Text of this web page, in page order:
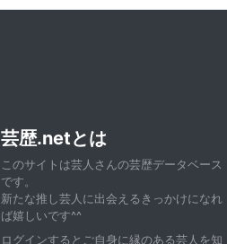
芸歴.netとは
このサイトは芸人さんの芸歴データベース
です。
新たな推し芸人に出会えるきっかけになれ
ば嬉しいです^^
ログインすると ご自身に縁のある芸人 を知